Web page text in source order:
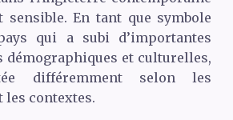
sensible. En tant que symbole
qui a subi d’importantes
et culturelles,
différemment selon les
les contextes.